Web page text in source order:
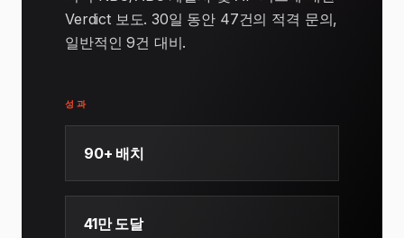
Verdict 보도. 30일 동안 47건의 적격 문의,
일반적인 9건 대비.
성과
90+ 배치
41만 도달